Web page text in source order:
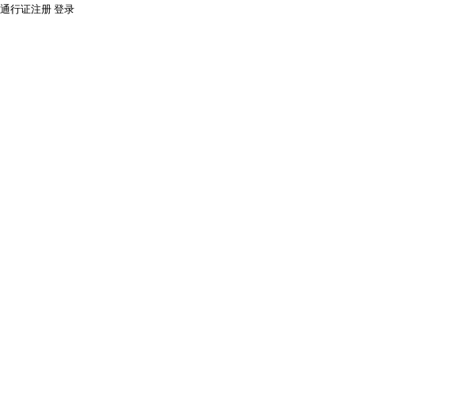
通行证注册 登录